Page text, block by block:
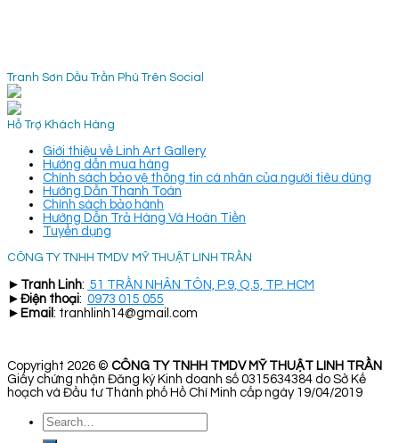
Tranh Sơn Dầu Trần Phú Trên Social
Hỗ Trợ Khách Hàng
Giới thiệu về Linh Art Gallery
Hướng dẫn mua hàng
Chính sách bảo vệ thông tin cá nhân của người tiêu dùng
Hướng Dẫn Thanh Toán
Chính sách bảo hành
Hướng Dẫn Trả Hàng Và Hoàn Tiền
Tuyển dụng
CÔNG TY TNHH TMDV MỸ THUẬT LINH TRẦN
► Tranh Linh: 51 TRẦN NHÂN TÔN, P.9, Q.5, TP. HCM
► Điện thoại: 0973 015 055
► Email : tranhlinh14@gmail.com
Copyright 2026 © CÔNG TY TNHH TMDV MỸ THUẬT LINH TRẦN
Giấy chứng nhận Đăng ký Kinh doanh số 0315634384 do Sở Kế
hoạch và Đầu tư Thành phố Hồ Chí Minh cấp ngày 19/04/2019
Search
for: